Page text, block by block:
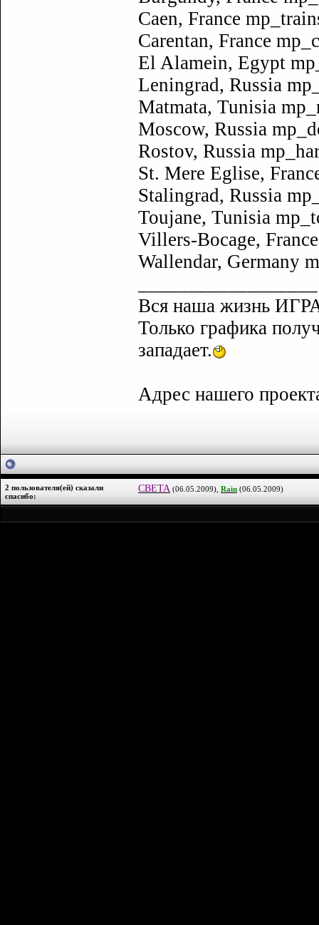
Caen, France
Carentan, France
El Alamein, Egypt
Leningrad, Russia
Matmata, Tunisia
Moscow, Russia
Rostov, Russia
St. Mere Eglise,
Stalingrad, Russia
Toujane, Tunisia
Villers-Bocage,
Wallendar, Germany
Вся наша жизнь
Только графика
западает.
Адрес нашего
2 пользователя(ей) сказали
cпасибо:
CBETA (06.05.2009), Rain (06.05.2009)